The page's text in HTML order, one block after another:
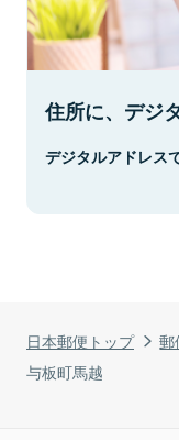
日本郵便トップ 郵
与板町馬越
住所に、デジ
デジタルアドレス